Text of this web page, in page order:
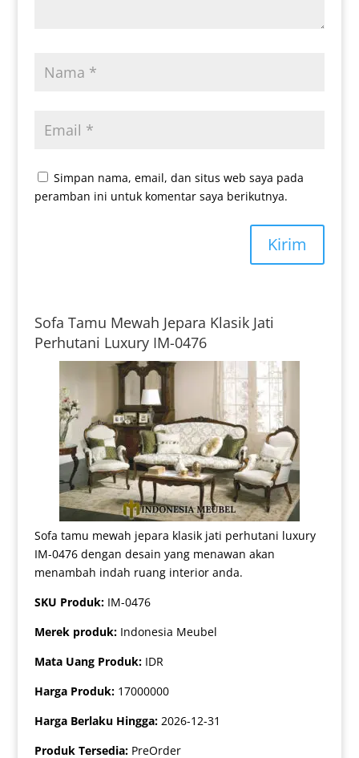
Simpan nama, email, dan situs web saya pada
peramban ini untuk komentar saya berikutnya.
Kirim
Sofa Tamu Mewah Jepara Klasik Jati
Perhutani Luxury IM-0476
Sofa tamu mewah jepara klasik jati perhutani luxury
IM-0476 dengan desain yang menawan akan
menambah indah ruang interior anda.
SKU Produk: IM-0476
Merek produk: Indonesia Meubel
Mata Uang Produk: IDR
Harga Produk: 17000000
Harga Berlaku Hingga: 2026-12-31
Produk Tersedia: PreOrder